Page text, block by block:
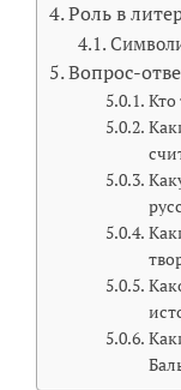
Роль в
Вопрос-
Кто